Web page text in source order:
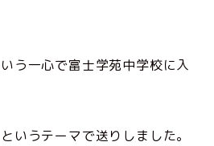
う一心で富士学苑中学校に入
いうテーマで送りしました。